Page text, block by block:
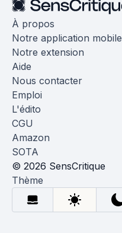
À propos
Notre application mobile
Notre extension
Aide
Nous contacter
Emploi
L'édito
CGU
Amazon
SOTA
© 2026 SensCritique
Thème